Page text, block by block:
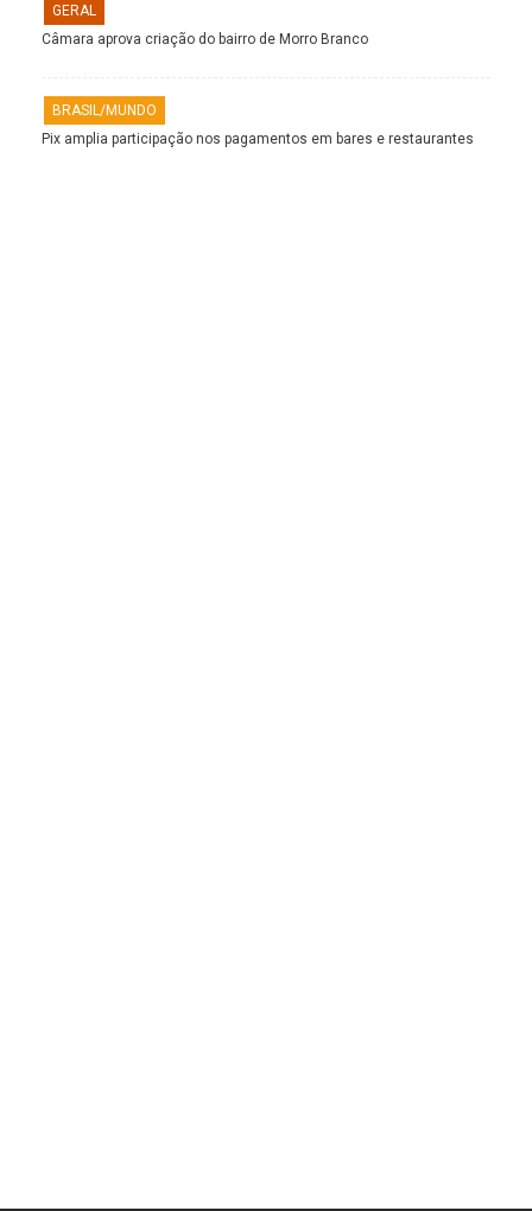
GERAL
Câmara aprova criação do bairro de Morro Branco
BRASIL/MUNDO
Pix amplia participação nos pagamentos em bares e restaurantes